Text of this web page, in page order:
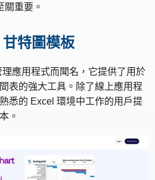
關重要。
特圖模板
理應用程式而聞名，它提供了用於
表的強大工具。除了線上應用程
悉的 Excel 環境中工作的用戶提
。